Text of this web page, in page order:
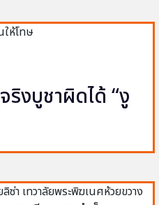
งบูชาผิดได้ “งู